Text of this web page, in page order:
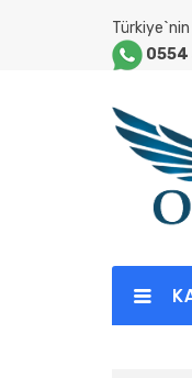
0554